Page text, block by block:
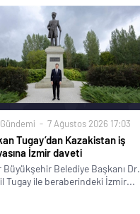
7 Ağustos 2026 17:03
Tugay’dan Kazakistan iş
İzmir daveti
Büyükşehir Belediye Başkanı Dr.
Tugay ile beraberindeki İzmir...